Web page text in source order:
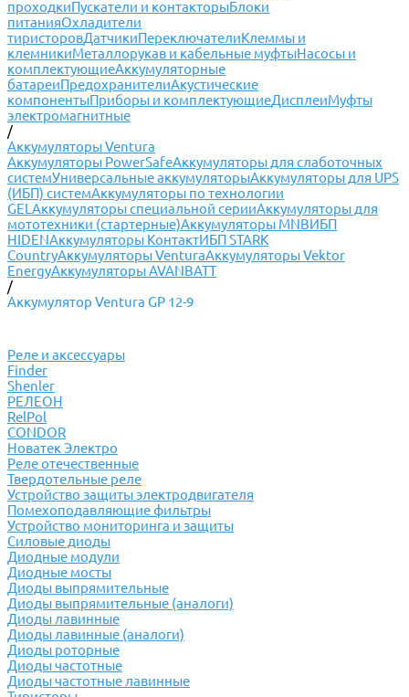
проходкиПускатели и контакторыБлоки
питанияОхладители
тиристоровДатчикиПереключателиКлеммы и
клемникиМеталлорукав и кабельные муфтыНасосы и
комплектующиеАккумуляторные
батареиПредохранителиАкустические
компонентыПриборы и комплектующиеДисплеиМуфты
электромагнитные
/
Аккумуляторы Ventura
Аккумуляторы PowerSafeАккумуляторы для слаботочных
системУниверсальные аккумуляторыАккумуляторы для UPS
(ИБП) системАккумуляторы по технологии
GEL Аккумуляторы специальной серииАккумуляторы для
мототехники (стартерные)Аккумуляторы MNBИБП
HIDENАккумуляторы КонтактИБП STARK
CountryАккумуляторы VenturaАккумуляторы Vektor
EnergyАккумуляторы AVANBATT
/
Аккумулятор Ventura GP 12-9
Реле и аксессуары
Finder
Shenler
РЕЛЕОН
RelPol
CONDOR
Новатек Электро
Реле отечественные
Твердотельные реле
Устройство защиты электродвигателя
Помехоподавляющие фильтры
Устройство мониторинга и защиты
Силовые диоды
Диодные модули
Диодные мосты
Диоды выпрямительные
Диоды выпрямительные (аналоги)
Диоды лавинные
Диоды лавинные (аналоги)
Диоды роторные
Диоды частотные
Диоды частотные лавинные